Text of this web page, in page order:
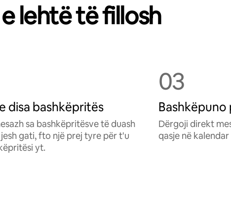
lehtë të fillosh
disa bashkëpritës
sa bashkëpritësve të duash
gati, fto një prej tyre për t'u
yt.
03
Bashkëpuno
Dërgoji direkt
qasje në